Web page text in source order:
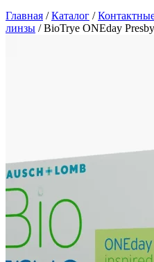
Главная /Каталог /
линзы / BioTrye ONEday